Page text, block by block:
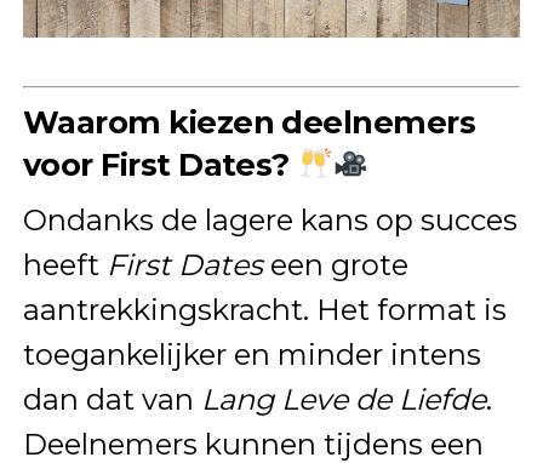
Waarom kiezen deelnemers
voor First Dates?
Ondanks de lagere kans op succes
heeft First Dateseen grote
aantrekkingskracht. Het format is
toegankelijker en minder intens
dan dat van Lang Leve de Liefde.
Deelnemers kunnen tijdens een